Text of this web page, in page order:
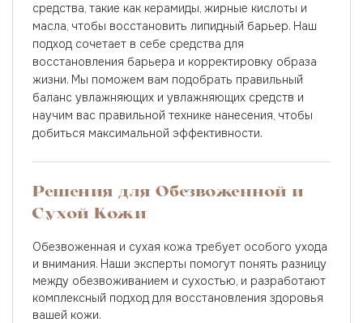
средства, такие как керамиды, жирные кислоты и
масла, чтобы восстановить липидный барьер. Наш
подход сочетает в себе средства для
восстановления барьера и корректировку образа
жизни. Мы поможем вам подобрать правильный
баланс увлажняющих и увлажняющих средств и
научим вас правильной технике нанесения, чтобы
добиться максимальной эффективности.
Решения для Обезвоженной и
Сухой Кожи
Обезвоженная и сухая кожа требует особого ухода
и внимания. Наши эксперты помогут понять разницу
между обезвоживанием и сухостью, и разработают
комплексный подход для восстановления здоровья
вашей кожи.